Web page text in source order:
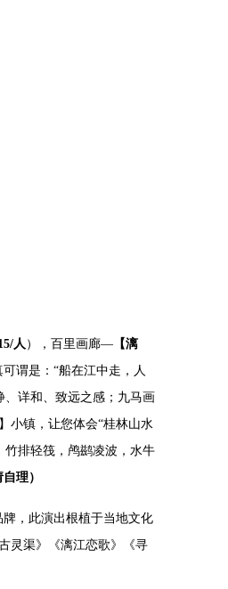
人 ），百里画廊— 【漓
谓是：“船在江中走，人
详和、致远之感；九马画
小镇，让您体会“桂林山水
竹排轻筏，鸬鹚凌波，水牛
理）
牌，此演出根植于当地文化
灵渠》《漓江恋歌》《寻